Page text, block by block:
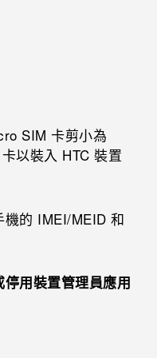
重新啟動或無法開
電力？
我的裝置尋找手機
料？
或開啟手機時出現
隨身碟內的檔案
與電腦之間複製檔
Google」無法啟
？
應用程式會當機並
否安裝了惡意的第
式？
的簡訊應用程式？
Google Play Music
緩慢且靜止不動？
動關機？
或溫度過高時該怎
手機以進入安全模
板中移除顯示特定
在背景中執行的通
網際網路連線分享
送了一些檔案到電
哪裡去了？
者的存取點名稱新
SIM 卡剪小為
以裝入 HTC 裝置
機的 IMEI/MEID 和
停用裝置管理員應用